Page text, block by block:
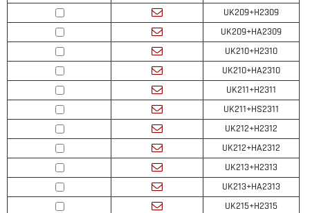
UK209+H2309
UK209+HA2309
UK210+H2310
UK210+HA2310
UK211+H2311
UK211+HS2311
UK212+H2312
UK212+HA2312
UK213+H2313
UK213+HA2313
UK215+H2315